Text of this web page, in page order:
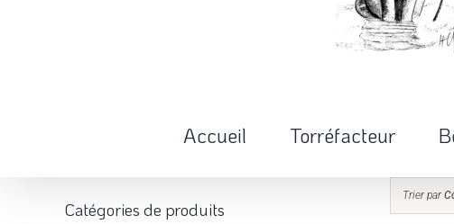
Accueil Torréfacteur
Trier par
Catégories de produits